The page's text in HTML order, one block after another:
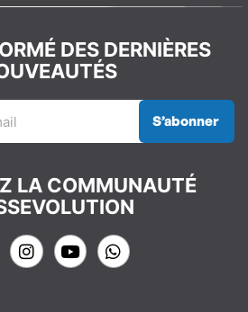
DES DERNIÈRES
S’abonner
LA COMMUNAUTÉ